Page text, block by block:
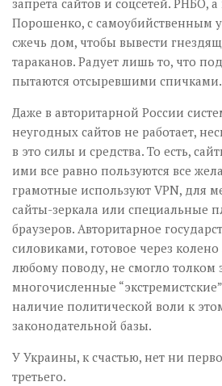
запрета сайтов и соцсетей. РНБО,
Порошенко, с самоубийственным
сжечь дом, чтобы вывести
тараканов. Радует лишь то, что
пытаются отсыревшими спичками.
Даже в авторитарной России
неугодных сайтов не работает,
в это силы и средства. То есть,
ими все равно пользуются все
грамотные используют VPN, для
сайты-зеркала или специальные
браузеров. Авторитарное
силовиками, готовое через
любому поводу, не смогло толком
многочисленные
наличие политической воли к
законодательной базы.
У Украины, к счастью, нет ни
третьего.